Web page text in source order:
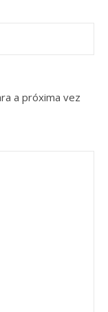
a próxima vez